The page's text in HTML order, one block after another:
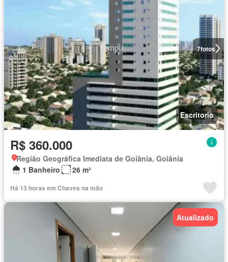
7fotos
Escritorio
R$ 360.000
Região Geográfica Imediata de Goiânia, Goiânia
1 Banheiro
26 m²
Há 13 horas em Chaves na mão
Atualizado